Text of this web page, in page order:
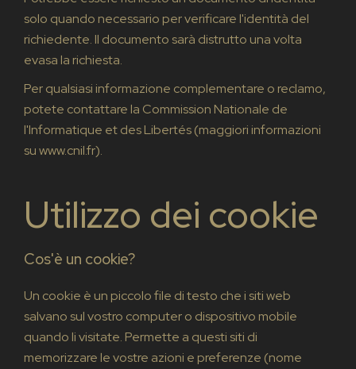
solo quando necessario per verificare l'identità del
richiedente. Il documento sarà distrutto una volta
evasa la richiesta.
Per qualsiasi informazione complementare o reclamo,
potete contattare la Commission Nationale de
l'Informatique et des Libertés (maggiori informazioni
su www.cnil.fr).
Utilizzo dei cookie
Cos'è un cookie?
Un cookie è un piccolo file di testo che i siti web
salvano sul vostro computer o dispositivo mobile
quando li visitate. Permette a questi siti di
memorizzare le vostre azioni e preferenze (nome